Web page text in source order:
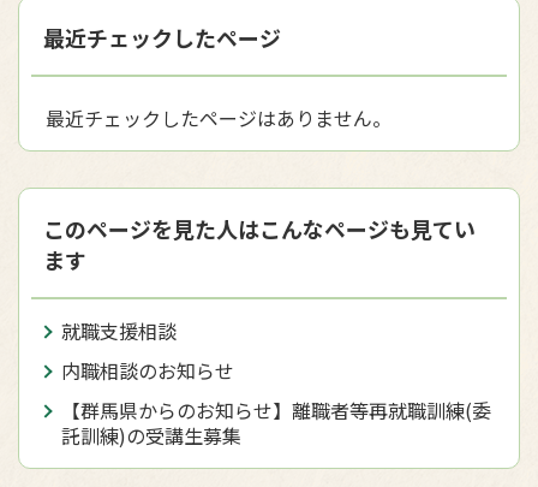
最近チェックしたページ
最近チェックしたページはありません。
このページを見た人はこんなページも見てい
ます
就職支援相談
内職相談のお知らせ
【群馬県からのお知らせ】離職者等再就職訓練(委
託訓練)の受講生募集